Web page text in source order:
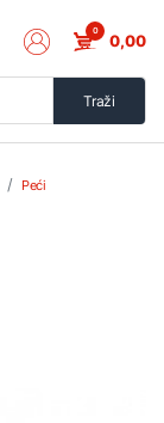
Traži
0 0,00
Peći